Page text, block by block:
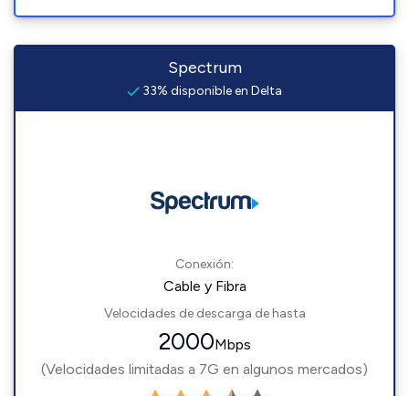
Spectrum
33% disponible en Delta
Conexión:
Cable y Fibra
Velocidades de descarga de hasta
2000Mbps
(Velocidades limitadas a 7G en algunos mercados)